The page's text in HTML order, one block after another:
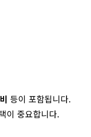
등이 포함됩니다.
이 중요합니다.